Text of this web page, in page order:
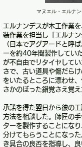
マヌエル・エルナ
エルナンデスが木工作業
装作業を担当し「エルナ
（日本でアグアードと呼
ーを約40年間製作してい
が不自由でリタイヤして
さで、古い道具や傷だら
をいたるところに漂わせ
さかのぼった錯覚さえ覚え
承諾を得た翌日から彼の
方法を相談した。師匠の
ターを製作することにな
分けてもらうことになっ
き具合の良否を指導し、